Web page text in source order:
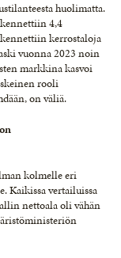
huolimatta.
4,4
kerrostaloja
vuonna 2023 noin
markkina kasvoi
rooli
on väliä.
kolmelle eri
Kaikissa vertailuissa
nettoala oli vähän